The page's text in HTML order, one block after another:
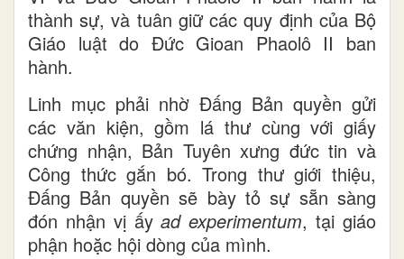
thành sự, và tuân giữ các quy định của Bộ
Giáo luật do Đức Gioan Phaolô II ban
hành.
Linh mục phải nhờ Đấng Bản quyền gửi
các văn kiện, gồm lá thư cùng với giấy
chứng nhận, Bản Tuyên xưng đức tin và
Công thức gắn bó. Trong thư giới thiệu,
Đấng Bản quyền sẽ bày tỏ sự sẵn sàng
đón nhận vị ấyad experimentum, tại giáo
phận hoặc hội dòng của mình.